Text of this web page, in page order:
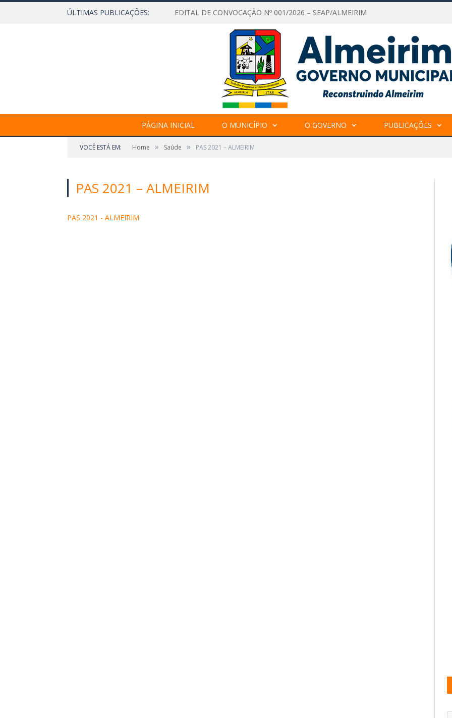
ÚLTIMAS PUBLICAÇÕES: EDITAL DE CONVOCAÇÃO Nº 001/2026 – SEAP/ALMEIRIM
PÁGINA INICIAL O MUNICÍPIO O GOVERNO PUBLICAÇÕES
VOCÊ ESTÁ EM: Home » Saúde » PAS 2021 – ALMEIRIM
PAS 2021 – ALMEIRIM
PAS 2021 - ALMEIRIM